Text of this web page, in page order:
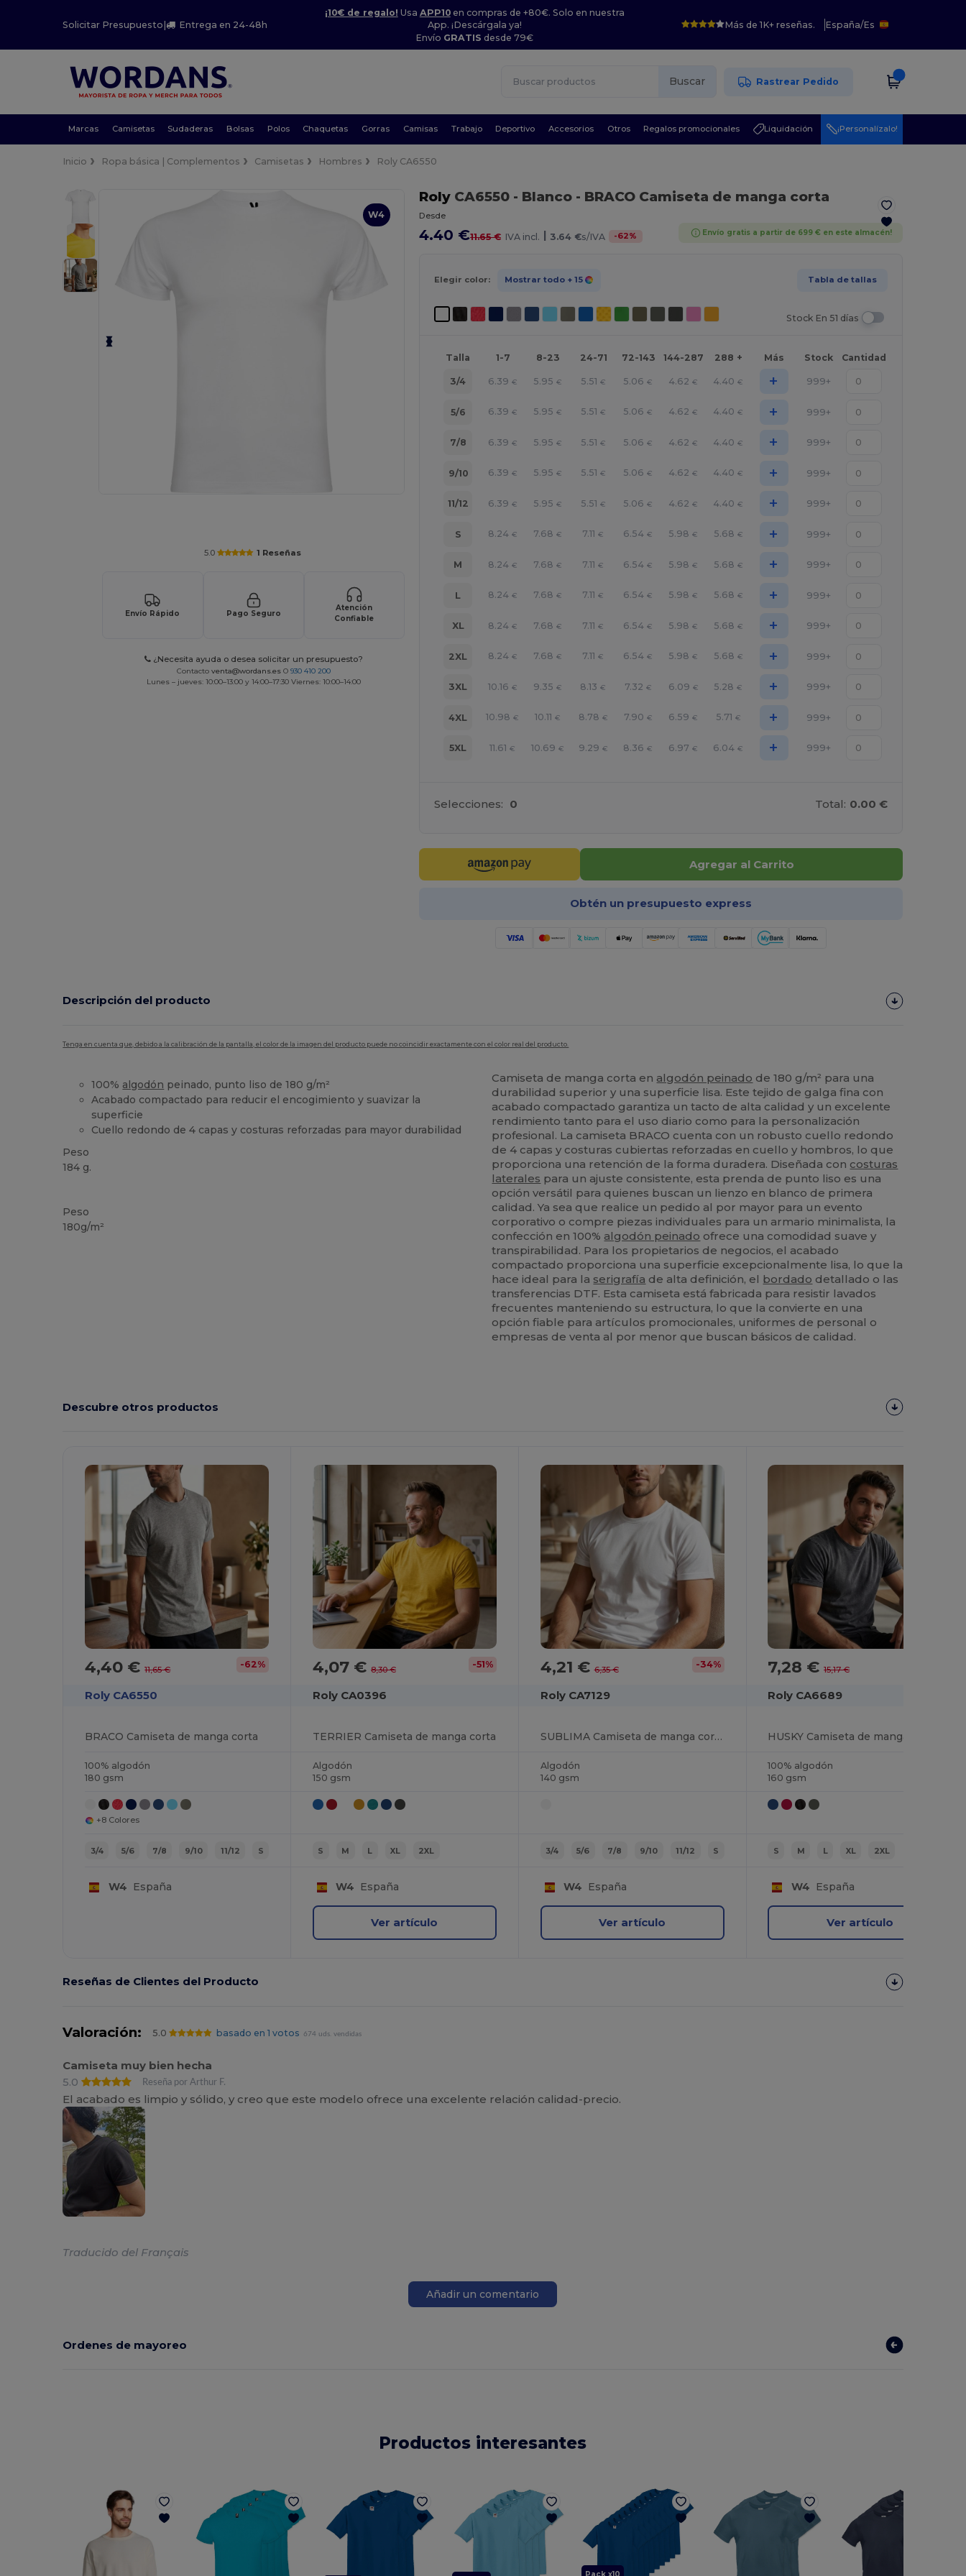
Solicitar Presupuesto | Entrega en 24-48h
¡10€ de regalo! Usa APP10en compras de +80€. Solo en nuestra
App. ¡Descárgala ya!
Envío GRATIS desde 79€
Más de 1K+ reseñas. España/Es
Buscar Rastrear Pedido
Marcas Camisetas Sudaderas Bolsas Polos Chaquetas Gorras Camisas Trabajo Deportivo Accesorios Otros Regalos promocionales Liquidación ¡Personalízalo!
Inicio Ropa básica | Complementos Camisetas Hombres Roly CA6550
W4
5.0 1 Reseñas
Envío Rápido Pago Seguro
Atención
Confiable
¿Necesita ayuda o desea solicitar un presupuesto?
Contacto venta@wordans.es O 930 410 200
Lunes – jueves: 10:00–13:00 y 14:00–17:30 Viernes: 10:00–14:00
RolyCA6550 - Blanco- BRACO Camiseta de manga corta
Desde
4.40 €11.65 € IVA incl. | 3.64 €s/IVA -62% Envío gratis a partir de 699 € en este almacén!
Elegir color: Mostrar todo + 15 Tabla de tallas
Stock En 51 días
Talla 1-7 8-23 24-71 72-143 144-287 288 + Más Stock Cantidad
3/4 6.39 € 5.95 € 5.51 € 5.06 € 4.62 € 4.40 € + 999+
5/6 6.39 € 5.95 € 5.51 € 5.06 € 4.62 € 4.40 € + 999+
7/8 6.39 € 5.95 € 5.51 € 5.06 € 4.62 € 4.40 € + 999+
9/10 6.39 € 5.95 € 5.51 € 5.06 € 4.62 € 4.40 € + 999+
11/12 6.39 € 5.95 € 5.51 € 5.06 € 4.62 € 4.40 € + 999+
S 8.24 € 7.68 € 7.11 € 6.54 € 5.98 € 5.68 € + 999+
M 8.24 € 7.68 € 7.11 € 6.54 € 5.98 € 5.68 € + 999+
L 8.24 € 7.68 € 7.11 € 6.54 € 5.98 € 5.68 € + 999+
XL 8.24 € 7.68 € 7.11 € 6.54 € 5.98 € 5.68 € + 999+
2XL 8.24 € 7.68 € 7.11 € 6.54 € 5.98 € 5.68 € + 999+
3XL 10.16 € 9.35 € 8.13 € 7.32 € 6.09 € 5.28 € + 999+
4XL 10.98 € 10.11 € 8.78 € 7.90 € 6.59 € 5.71 € + 999+
5XL 11.61 € 10.69 € 9.29 € 8.36 € 6.97 € 6.04 € + 999+
Selecciones: 0 Total: 0.00 €
Agregar al Carrito
Obtén un presupuesto express
Descripción del producto
Tenga en cuenta que, debido a la calibración de la pantalla, el color de la imagen del producto puede no coincidir exactamente con el color real del producto.
100% algodón peinado, punto liso de 180 g/m²
Acabado compactado para reducir el encogimiento y suavizar la
superficie
Cuello redondo de 4 capas y costuras reforzadas para mayor durabilidad
Peso
184 g.
Peso
180g/m²
Camiseta de manga corta en algodón peinado de 180 g/m² para una
durabilidad superior y una superficie lisa. Este tejido de galga fina con
acabado compactado garantiza un tacto de alta calidad y un excelente
rendimiento tanto para el uso diario como para la personalización
profesional. La camiseta BRACO cuenta con un robusto cuello redondo
de 4 capas y costuras cubiertas reforzadas en cuello y hombros, lo que
proporciona una retención de la forma duradera. Diseñada con costuras
laterales para un ajuste consistente, esta prenda de punto liso es una
opción versátil para quienes buscan un lienzo en blanco de primera
calidad. Ya sea que realice un pedido al por mayor para un evento
corporativo o compre piezas individuales para un armario minimalista, la
confección en 100% algodón peinado ofrece una comodidad suave y
transpirabilidad. Para los propietarios de negocios, el acabado
compactado proporciona una superficie excepcionalmente lisa, lo que la
hace ideal para la serigrafía de alta definición, el bordado detallado o las
transferencias DTF. Esta camiseta está fabricada para resistir lavados
frecuentes manteniendo su estructura, lo que la convierte en una
opción fiable para artículos promocionales, uniformes de personal o
empresas de venta al por menor que buscan básicos de calidad.
Descubre otros productos
4,40 €11,65 € -62%
Roly CA6550
BRACO Camiseta de manga corta
100% algodón
180 gsm
+8 Colores
3/4 5/6 7/8 9/10 11/12 S
W4 España
4,07 € 8,30 € -51%
Roly CA0396
TERRIER Camiseta de manga corta
Algodón
150 gsm
S M L XL 2XL
W4 España
Ver artículo
4,21 €6,35 € -34%
Roly CA7129
SUBLIMA Camiseta de manga corta con cuello redondo ribeteado en el mismo tejido y costuras laterales
Algodón
140 gsm
3/4 5/6 7/8 9/10 11/12 S
W4 España
Ver artículo
7,28 €15,17 €
Roly CA6689
100% algodón
160 gsm
S M L XL 2XL
W4 España
Ver artículo
Reseñas de Clientes del Producto
Valoración: 5.0 basado en 1 votos 674 uds. vendidas
Camiseta muy bien hecha
5.0
Reseña por Arthur F.
El acabado es limpio y sólido, y creo que este modelo ofrece una excelente relación calidad-precio.
Traducido del Français
Añadir un comentario
Ordenes de mayoreo
Productos interesantes